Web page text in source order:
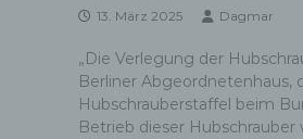
13. März 2025 Dagmar
„Die Verlegung der
Berliner
Hubschrauberstaffel beim
Betrieb dieser